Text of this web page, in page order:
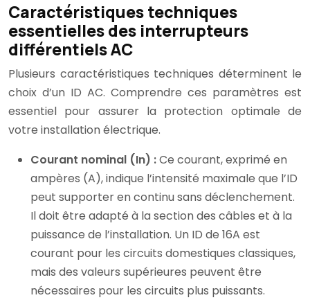
Caractéristiques techniques
essentielles des interrupteurs
différentiels AC
Plusieurs caractéristiques techniques déterminent le
choix d’un ID AC. Comprendre ces paramètres est
essentiel pour assurer la protection optimale de
votre installation électrique.
Courant nominal (In) :Ce courant, exprimé en
ampères (A), indique l’intensité maximale que l’ID
peut supporter en continu sans déclenchement.
Il doit être adapté à la section des câbles et à la
puissance de l’installation. Un ID de 16A est
courant pour les circuits domestiques classiques,
mais des valeurs supérieures peuvent être
nécessaires pour les circuits plus puissants.